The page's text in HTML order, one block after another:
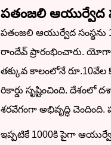
పతంజలి ఆయుర్వేద
పతంజలి ఆయుర్వేద
రాందేవ్ ప్రారంభించారు. యోగా,
తక్కువ కాలంలోనే రూ.10వేల
రికార్డు సృష్టించింది.
శరవేగంగా అభివృద్ధి
ఇప్పటికే 1000కి పైగా ఆయుర్వేద